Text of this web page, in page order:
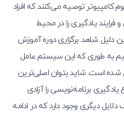
کامپیوتر توصیه می‌کنند که افراد
فرایند یادگیری را در محیط
شاهد برگزاری دوره آموزش
به طوری که این سیستم عامل
شده است. شاید بتوان اصلی‌ترین
برنامه‌نویسی را آزادی
دیگری وجود دارد که در ادامه